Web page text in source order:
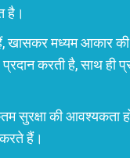
है।
मध्यम आकार
करती है, साथ
सुरक्षा की आवश्यकता
हैं।